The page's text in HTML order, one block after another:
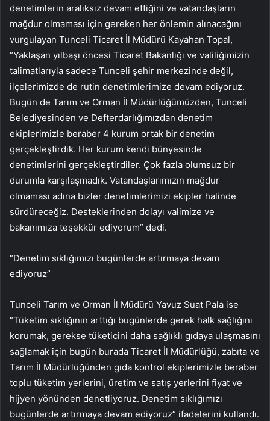
denetimlerin aralıksız devam ettiğini ve vatandaşların
mağdur olmaması için gereken her önlemin alınacağını
vurgulayan Tunceli Ticaret İl Müdürü Kayahan Topal,
“Yaklaşan yılbaşı öncesi Ticaret Bakanlığı ve valiliğimizin
talimatlarıyla sadece Tunceli şehir merkezinde değil,
ilçelerimizde de rutin denetimlerimize devam ediyoruz.
Bugün de Tarım ve Orman İl Müdürlüğümüzden, Tunceli
Belediyesinden ve Defterdarlığımızdan denetim
ekiplerimizle beraber 4 kurum ortak bir denetim
gerçekleştirdik. Her kurum kendi bünyesinde
denetimlerini gerçekleştirdiler. Çok fazla olumsuz bir
durumla karşılaşmadık. Vatandaşlarımızın mağdur
olmaması adına bizler denetimlerimizi ekipler halinde
sürdüreceğiz. Desteklerinden dolayı valimize ve
bakanımıza teşekkür ediyorum” dedi.
“Denetim sıklığımızı bugünlerde artırmaya devam
ediyoruz”
Tunceli Tarım ve Orman İl Müdürü Yavuz Suat Pala ise
“Tüketim sıklığının arttığı bugünlerde gerek halk sağlığını
korumak, gerekse tüketicini daha sağlıklı gıdaya ulaşmasını
sağlamak için bugün burada Ticaret İl Müdürlüğü, zabıta ve
Tarım İl Müdürlüğünden gıda kontrol ekiplerimizle beraber
toplu tüketim yerlerini, üretim ve satış yerlerini fiyat ve
hijyen yönünden denetliyoruz. Denetim sıklığımızı
bugünlerde artırmaya devam ediyoruz” ifadelerini kullandı.